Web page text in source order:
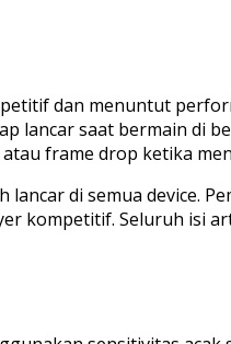
dan menuntut
lancar saat bermain di
frame drop ketika
di semua device.
kompetitif. Seluruh isi